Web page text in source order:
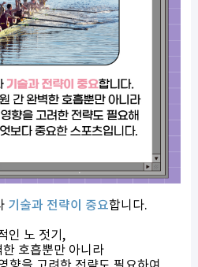
기술과 전략이 중요합니다.
인 노 젓기,
한 호흡뿐만 아니라